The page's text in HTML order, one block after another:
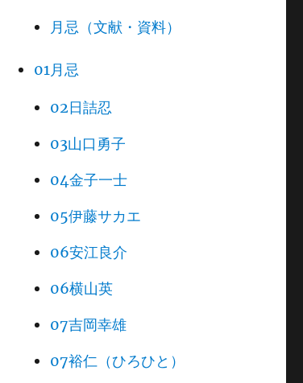
月忌（文献・資料）
01月忌
02日詰忍
03山口勇子
04金子一士
05伊藤サカエ
06安江良介
06横山英
07吉岡幸雄
07裕仁（ひろひと）